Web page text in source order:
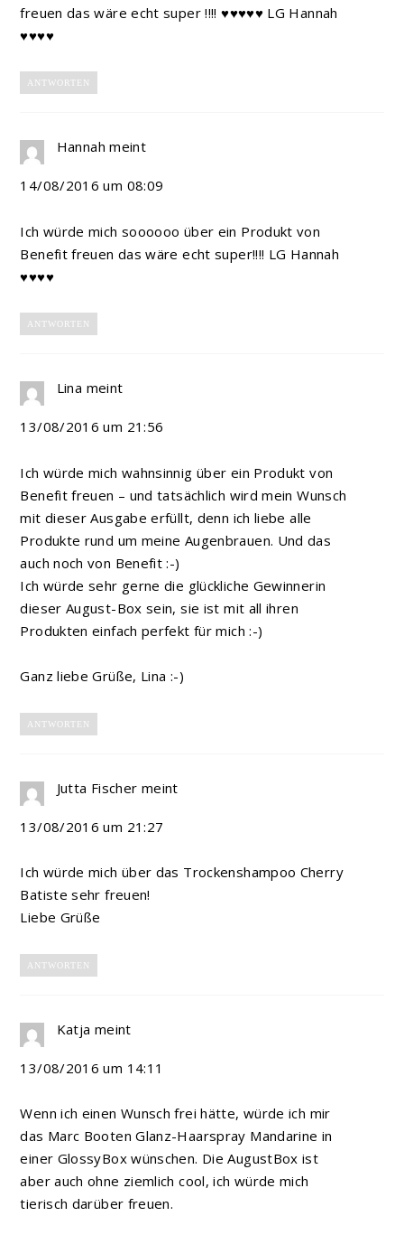
freuen das wäre echt super !!!! ♥♥♥♥♥ LG Hannah
♥♥♥♥
ANTWORTEN
Hannah meint
14/08/2016 um 08:09
Ich würde mich soooooo über ein Produkt von
Benefit freuen das wäre echt super!!!! LG Hannah
♥♥♥♥
ANTWORTEN
Lina meint
13/08/2016 um 21:56
Ich würde mich wahnsinnig über ein Produkt von
Benefit freuen – und tatsächlich wird mein Wunsch
mit dieser Ausgabe erfüllt, denn ich liebe alle
Produkte rund um meine Augenbrauen. Und das
auch noch von Benefit :-)
Ich würde sehr gerne die glückliche Gewinnerin
dieser August-Box sein, sie ist mit all ihren
Produkten einfach perfekt für mich :-)
Ganz liebe Grüße, Lina :-)
ANTWORTEN
Jutta Fischer meint
13/08/2016 um 21:27
Ich würde mich über das Trockenshampoo Cherry
Batiste sehr freuen!
Liebe Grüße
ANTWORTEN
Katja meint
13/08/2016 um 14:11
Wenn ich einen Wunsch frei hätte, würde ich mir
das Marc Booten Glanz-Haarspray Mandarine in
einer GlossyBox wünschen. Die AugustBox ist
aber auch ohne ziemlich cool, ich würde mich
tierisch darüber freuen.